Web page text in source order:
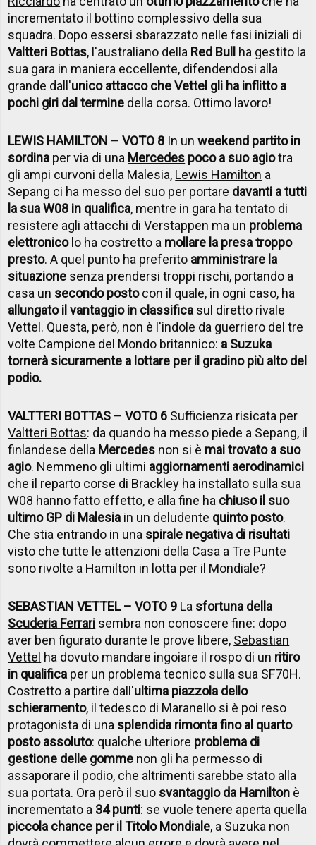
incrementato il bottino complessivo della sua
squadra. Dopo essersi sbarazzato nelle fasi iniziali di
Valtteri Bottas, l'australiano della Red Bull
ha gestito la
sua gara in maniera eccellente, difendendosi alla
grande dall'unico attacco che Vettel gli ha inflitto a
pochi giri dal termine della corsa. Ottimo lavoro!
LEWIS HAMILTON – VOTO 8 In unweekend partito in
sordina per via di una Mercedes poco a suo agiotra
gli ampi curvoni della Malesia, Lewis Hamilton a
Sepang ci ha messo del suo per portare davanti a tutti
la sua W08 in qualifica, mentre in gara ha tentato di
resistere agli attacchi di Verstappen ma un problema
elettronicolo ha costretto a mollare la presa troppo
presto. A quel punto ha preferito amministrare la
situazione senza prendersi troppi rischi, portando a
casa un secondo postocon il quale, in ogni caso, ha
allungato il vantaggio in classifica sul diretto rivale
Vettel. Questa, però, non è l'indole da guerriero del tre
volte Campione del Mondo britannico: a Suzuka
tornerà sicuramente a lottare per il gradino più alto del
podio.
VALTTERI BOTTAS – VOTO 6 Sufficienza risicata per
Valtteri Bottas: da quando ha messo piede a Sepang, il
finlandese della Mercedes non si è mai trovato a suo
agio. Nemmeno gli ultimi aggiornamenti aerodinamici
che il reparto corse di Brackley ha installato sulla sua
W08 hanno fatto effetto, e alla fine ha chiuso il suo
ultimo GP di Malesia in un deludente quinto posto.
Che stia entrando in una spirale negativa di risultati
visto che tutte le attenzioni della Casa a Tre Punte
sono rivolte a Hamilton in lotta per il Mondiale?
SEBASTIAN VETTEL – VOTO 9 La sfortuna della
Scuderia Ferrari sembra non conoscere fine: dopo
aver ben figurato durante le prove libere, Sebastian
Vettel ha dovuto mandare ingoiare il rospo di un ritiro
in qualifica per un problema tecnico sulla sua SF70H.
Costretto a partire dall'ultima piazzola dello
schieramento, il tedesco di Maranello si è poi reso
protagonista di una splendida rimonta fino al quarto
posto assoluto: qualche ulteriore problema di
gestione delle gomme non gli ha permesso di
assaporare il podio, che altrimenti sarebbe stato alla
sua portata. Ora però il suo svantaggio da Hamilton è
incrementato a 34 punti: se vuole tenere aperta quella
piccola chance per il Titolo Mondiale, a Suzuka non